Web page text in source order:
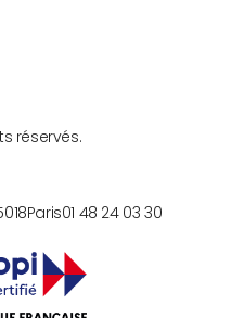
réservés.
Paris01 48 24 03 30